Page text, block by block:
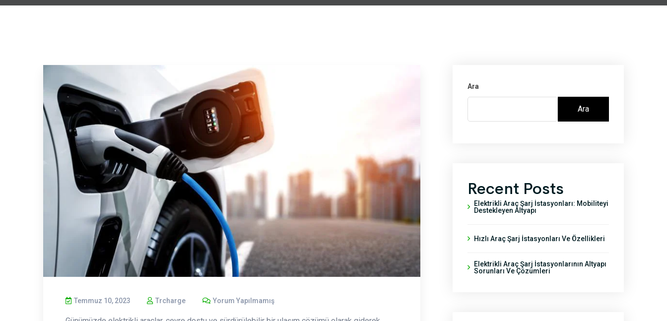
Temmuz 10, 2023 Trcharge Yorum Yapılmamış
Ara
Ara
Recent Posts
Elektrikli Araç Şarj İstasyonları: Mobiliteyi
Destekleyen Altyapı
Hızlı Araç Şarj İstasyonları Ve Özellikleri
Elektrikli Araç Şarj İstasyonlarının Altyapı
Sorunları Ve Çözümleri